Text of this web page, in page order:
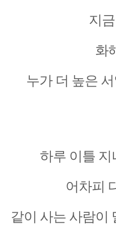
지
화
누가 더 높은
하루 이틀
어차피
같이 사는 사람이